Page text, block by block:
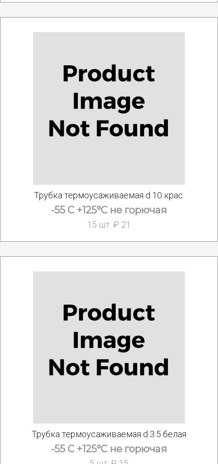
Трубка термоусаживаемая d 10 крас.
-55 С +125°С не горючая
15 шт. ₽ 21
Трубка термоусаживаемая d 3.5 белая
-55 С +125°С не горючая